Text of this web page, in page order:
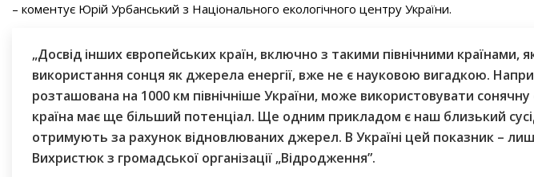
– коментує Юрій Урбанський з Національного екологічного центру України.
„Досвід інших європейських країн, включно з такими північними країнами,
використання сонця як джерела енергії, вже не є науковою вигадкою.
розташована на 1000 км північніше України, може використовувати сонячну
країна має ще більший потенціал. Ще одним прикладом є наш близький
отримують за рахунок відновлюваних джерел. В Україні цей показник –
Вихристюк з громадської організації „Відродження”.